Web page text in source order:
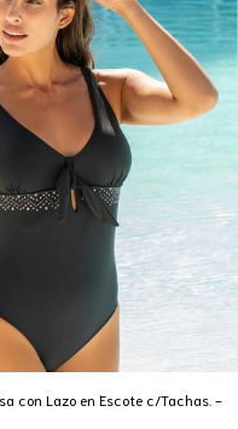
con Lazo en Escote c/Tachas. -